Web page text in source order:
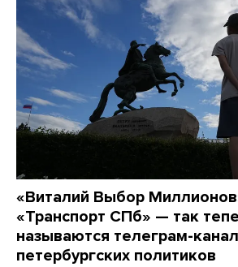
«Виталий Выбор
«Транспорт СПб» — так
называются телеграм-
петербургских политиков